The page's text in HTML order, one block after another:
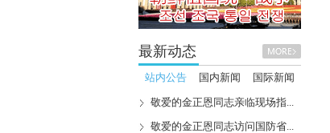
最新动态
站内公告 国内新闻 国际新闻
敬爱的金正恩同志亲临现场指...
敬爱的金正恩同志访问国防省...